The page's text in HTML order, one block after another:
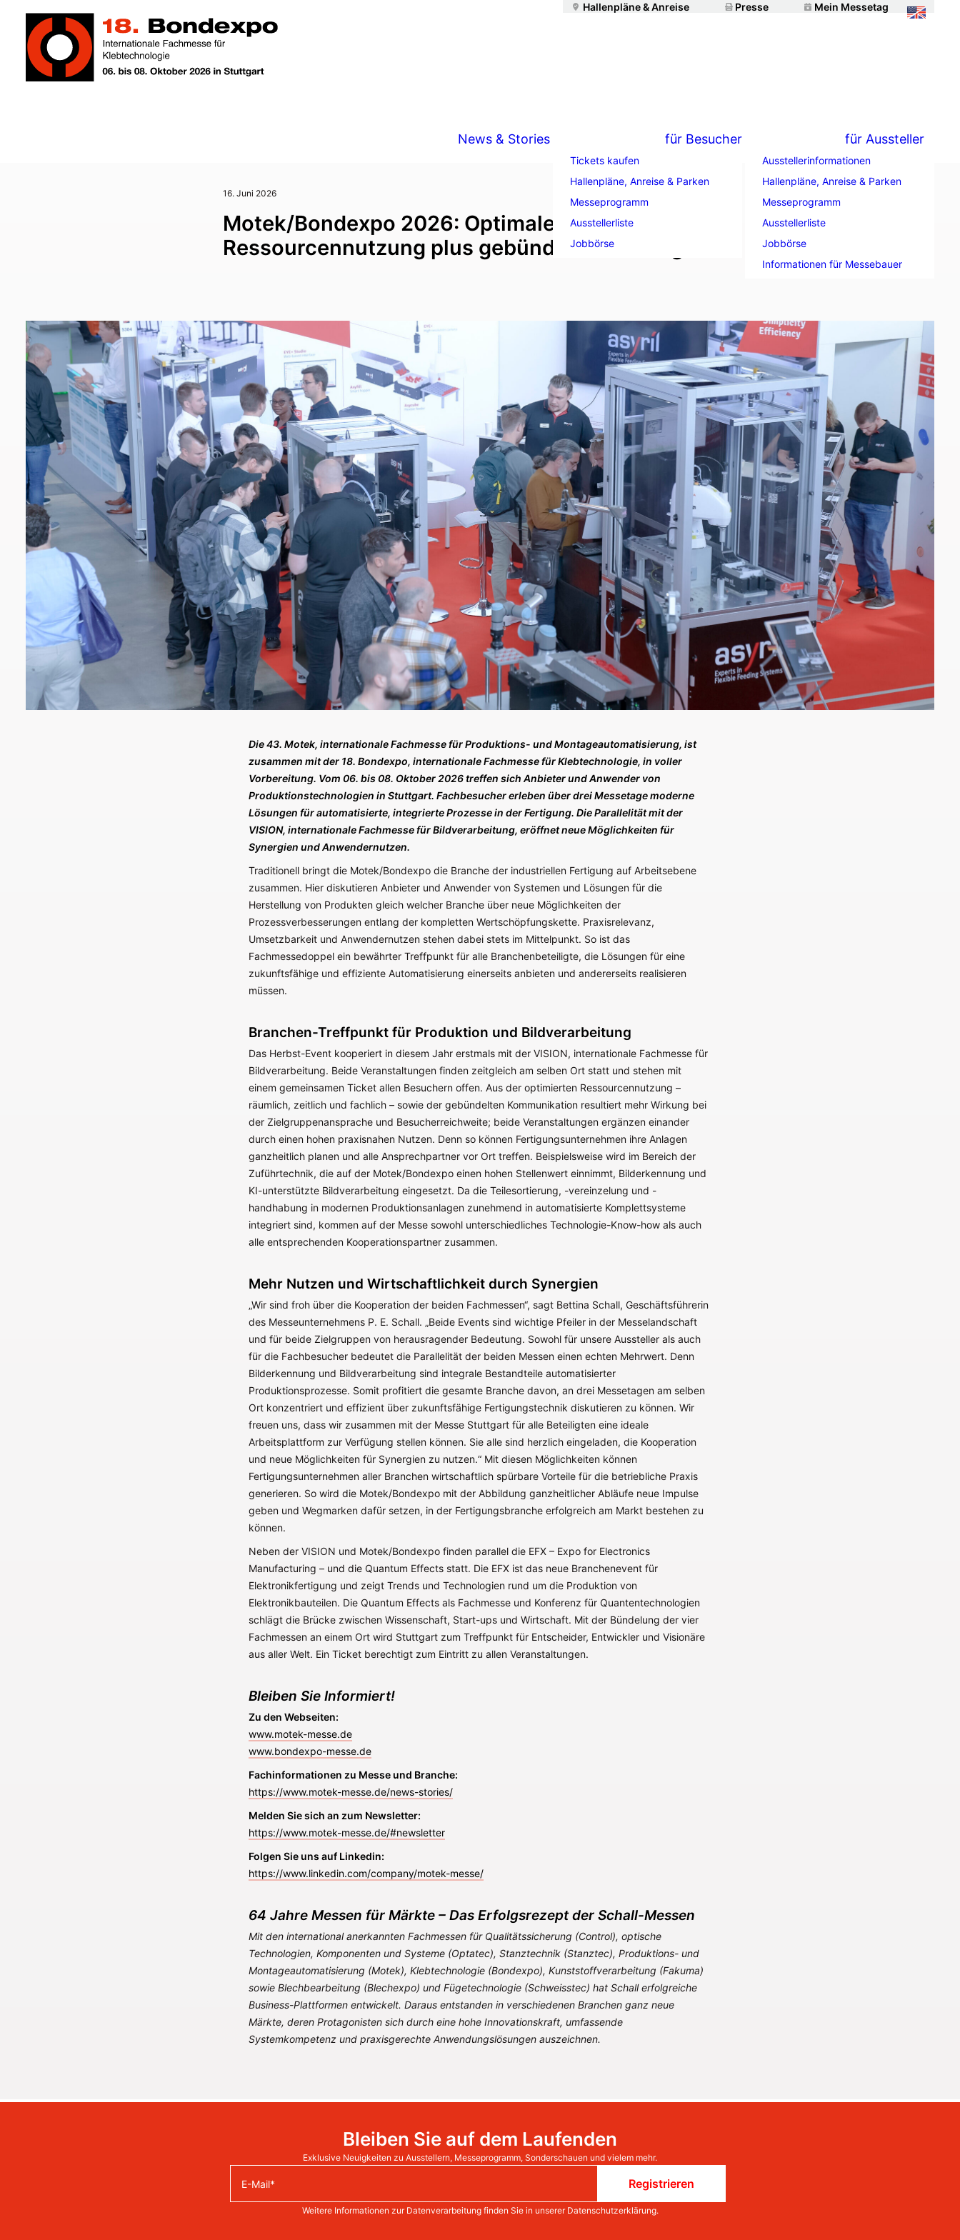
Hallenpläne & Anreise Presse Mein Messetag
News & Stories für Besucher
Tickets kaufen
Hallenpläne, Anreise & Parken
Messeprogramm
Ausstellerliste
Jobbörse
für Aussteller
Ausstellerinformationen
Hallenpläne, Anreise & Parken
Messeprogramm
Ausstellerliste
Jobbörse
Informationen für Messebauer
16. Juni 2026
Motek/Bondexpo 2026: Optimale
Ressourcennutzung plus gebündelte Wirkung
Die 43. Motek, internationale Fachmesse für Produktions- und Montageautomatisierung, ist
zusammen mit der 18. Bondexpo, internationale Fachmesse für Klebtechnologie, in voller
Vorbereitung. Vom 06. bis 08. Oktober 2026 treffen sich Anbieter und Anwender von
Produktionstechnologien in Stuttgart. Fachbesucher erleben über drei Messetage moderne
Lösungen für automatisierte, integrierte Prozesse in der Fertigung. Die Parallelität mit der
VISION, internationale Fachmesse für Bildverarbeitung, eröffnet neue Möglichkeiten für
Synergien und Anwendernutzen.
Traditionell bringt die Motek/Bondexpo die Branche der industriellen Fertigung auf Arbeitsebene
zusammen. Hier diskutieren Anbieter und Anwender von Systemen und Lösungen für die
Herstellung von Produkten gleich welcher Branche über neue Möglichkeiten der
Prozessverbesserungen entlang der kompletten Wertschöpfungskette. Praxisrelevanz,
Umsetzbarkeit und Anwendernutzen stehen dabei stets im Mittelpunkt. So ist das
Fachmessedoppel ein bewährter Treffpunkt für alle Branchenbeteiligte, die Lösungen für eine
zukunftsfähige und effiziente Automatisierung einerseits anbieten und andererseits realisieren
müssen.
Branchen-Treffpunkt für Produktion und Bildverarbeitung
Das Herbst-Event kooperiert in diesem Jahr erstmals mit der VISION, internationale Fachmesse für
Bildverarbeitung. Beide Veranstaltungen finden zeitgleich am selben Ort statt und stehen mit
einem gemeinsamen Ticket allen Besuchern offen. Aus der optimierten Ressourcennutzung –
räumlich, zeitlich und fachlich – sowie der gebündelten Kommunikation resultiert mehr Wirkung bei
der Zielgruppenansprache und Besucherreichweite; beide Veranstaltungen ergänzen einander
durch einen hohen praxisnahen Nutzen. Denn so können Fertigungsunternehmen ihre Anlagen
ganzheitlich planen und alle Ansprechpartner vor Ort treffen. Beispielsweise wird im Bereich der
Zuführtechnik, die auf der Motek/Bondexpo einen hohen Stellenwert einnimmt, Bilderkennung und
KI-unterstützte Bildverarbeitung eingesetzt. Da die Teilesortierung, -vereinzelung und -
handhabung in modernen Produktionsanlagen zunehmend in automatisierte Komplettsysteme
integriert sind, kommen auf der Messe sowohl unterschiedliches Technologie-Know-how als auch
alle entsprechenden Kooperationspartner zusammen.
Mehr Nutzen und Wirtschaftlichkeit durch Synergien
„Wir sind froh über die Kooperation der beiden Fachmessen“, sagt Bettina Schall, Geschäftsführerin
des Messeunternehmens P. E. Schall. „Beide Events sind wichtige Pfeiler in der Messelandschaft
und für beide Zielgruppen von herausragender Bedeutung. Sowohl für unsere Aussteller als auch
für die Fachbesucher bedeutet die Parallelität der beiden Messen einen echten Mehrwert. Denn
Bilderkennung und Bildverarbeitung sind integrale Bestandteile automatisierter
Produktionsprozesse. Somit profitiert die gesamte Branche davon, an drei Messetagen am selben
Ort konzentriert und effizient über zukunftsfähige Fertigungstechnik diskutieren zu können. Wir
freuen uns, dass wir zusammen mit der Messe Stuttgart für alle Beteiligten eine ideale
Arbeitsplattform zur Verfügung stellen können. Sie alle sind herzlich eingeladen, die Kooperation
und neue Möglichkeiten für Synergien zu nutzen.“ Mit diesen Möglichkeiten können
Fertigungsunternehmen aller Branchen wirtschaftlich spürbare Vorteile für die betriebliche Praxis
generieren. So wird die Motek/Bondexpo mit der Abbildung ganzheitlicher Abläufe neue Impulse
geben und Wegmarken dafür setzen, in der Fertigungsbranche erfolgreich am Markt bestehen zu
können.
Neben der VISION und Motek/Bondexpo finden parallel die EFX – Expo for Electronics
Manufacturing – und die Quantum Effects statt. Die EFX ist das neue Branchenevent für
Elektronikfertigung und zeigt Trends und Technologien rund um die Produktion von
Elektronikbauteilen. Die Quantum Effects als Fachmesse und Konferenz für Quantentechnologien
schlägt die Brücke zwischen Wissenschaft, Start-ups und Wirtschaft. Mit der Bündelung der vier
Fachmessen an einem Ort wird Stuttgart zum Treffpunkt für Entscheider, Entwickler und Visionäre
aus aller Welt. Ein Ticket berechtigt zum Eintritt zu allen Veranstaltungen.
Bleiben Sie Informiert!
Zu den Webseiten:
www.motek-messe.de
www.bondexpo-messe.de
Fachinformationen zu Messe und Branche:
https://www.motek-messe.de/news-stories/
Melden Sie sich an zum Newsletter:
https://www.motek-messe.de/#newsletter
Folgen Sie uns auf Linkedin:
https://www.linkedin.com/company/motek-messe/
64 Jahre Messen für Märkte – Das Erfolgsrezept der Schall-Messen
Mit den international anerkannten Fachmessen für Qualitätssicherung (Control), optische
Technologien, Komponenten und Systeme (Optatec), Stanztechnik (Stanztec), Produktions- und
Montageautomatisierung (Motek), Klebtechnologie (Bondexpo), Kunststoffverarbeitung (Fakuma)
sowie Blechbearbeitung (Blechexpo) und Fügetechnologie (Schweisstec) hat Schall erfolgreiche
Business-Plattformen entwickelt. Daraus entstanden in verschiedenen Branchen ganz neue
Märkte, deren Protagonisten sich durch eine hohe Innovationskraft, umfassende
Systemkompetenz und praxisgerechte Anwendungslösungen auszeichnen.
Bleiben Sie auf dem Laufenden
Exklusive Neuigkeiten zu Ausstellern, Messeprogramm, Sonderschauen und vielem mehr.
Registrieren
Weitere Informationen zur Datenverarbeitung finden Sie in unserer Datenschutzerklärung.